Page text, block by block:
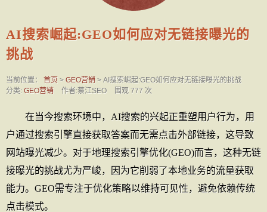
AI搜索崛起:GEO如何应对无链接曝光的
挑战
当前位置： 首页 > GEO营销 > AI搜索崛起:GEO如何应对无链接曝光的挑战
分类: GEO营销 作者:蔡江SEO 围观 777 次
在当今搜索环境中，AI搜索的兴起正重塑用户行为，用
户通过搜索引擎直接获取答案而无需点击外部链接，这导致
网站曝光减少。对于地理搜索引擎优化(GEO)而言，这种无链
接曝光的挑战尤为严峻，因为它削弱了本地业务的流量获取
能力。GEO需专注于优化策略以维持可见性，避免依赖传统
点击模式。